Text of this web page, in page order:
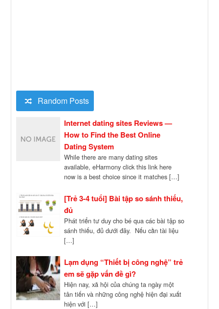
Random Posts
Internet dating sites Reviews —
How to Find the Best Online
Dating System
While there are many dating sites
available, eHarmony click this link here
now is a best choice since it matches […]
[Trẻ 3-4 tuổi] Bài tập so sánh thiếu,
đủ
Phát triển tư duy cho bé qua các bài tập so
sánh thiếu, đủ dưới đây. Nếu cần tài liệu
[…]
Lạm dụng “Thiết bị công nghệ” trẻ
em sẽ gặp vấn đề gì?
Hiện nay, xã hội của chúng ta ngày một
tân tiến và những công nghệ hiện đại xuất
hiện với […]